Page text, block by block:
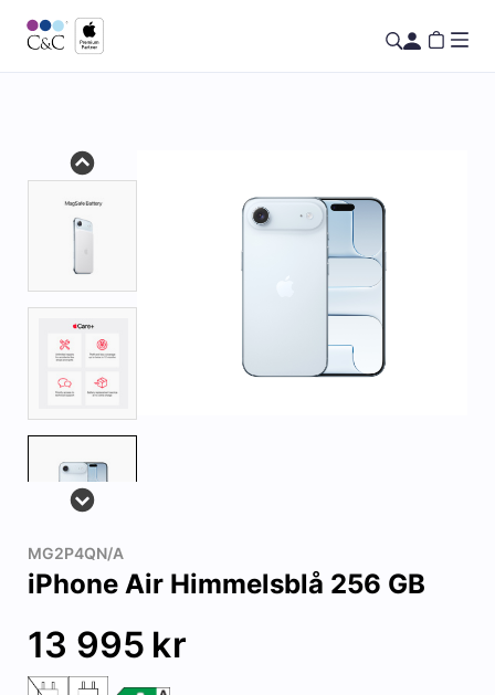
MG2P4QN/A
iPhone Air Himmelsblå 256 GB
13 995 kr